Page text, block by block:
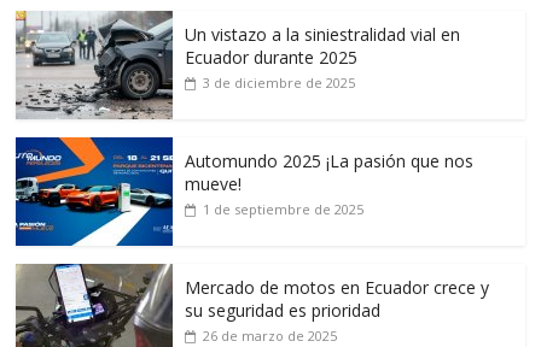
Un vistazo a la siniestralidad vial en
Ecuador durante 2025
3 de diciembre de 2025
Automundo 2025 ¡La pasión que nos
mueve!
1 de septiembre de 2025
Mercado de motos en Ecuador crece y
su seguridad es prioridad
26 de marzo de 2025